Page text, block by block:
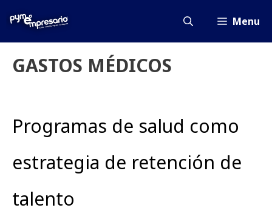
Menu
GASTOS MÉDICOS
Programas de salud como
estrategia de retención de
talento